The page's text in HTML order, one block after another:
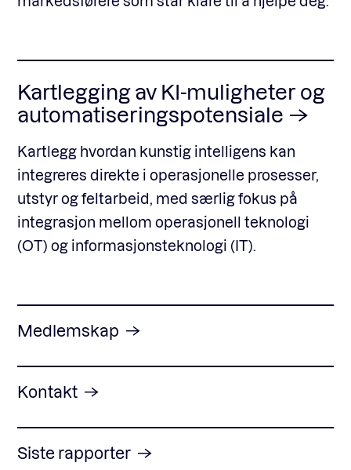
Kartlegging av KI-muligheter og
automatiseringspotensiale
Kartlegg hvordan kunstig intelligens kan
integreres direkte i operasjonelle prosesser,
utstyr og feltarbeid, med særlig fokus på
integrasjon mellom operasjonell teknologi
(OT) og informasjonsteknologi (IT).
Medlemskap
Kontakt
Siste rapporter